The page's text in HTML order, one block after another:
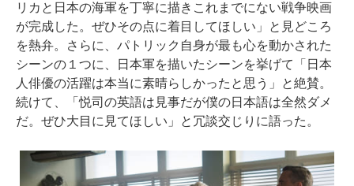
リカと日本の海軍を丁寧に描きこれまでにない戦争映画
が完成した。ぜひその点に着目してほしい」と見どころ
を熱弁。さらに、パトリック自身が最も心を動かされた
シーンの１つに、日本軍を描いたシーンを挙げて「日本
人俳優の活躍は本当に素晴らしかったと思う」と絶賛。
続けて、「悦司の英語は見事だが僕の日本語は全然ダメ
だ。ぜひ大目に見てほしい」と冗談交じりに語った。